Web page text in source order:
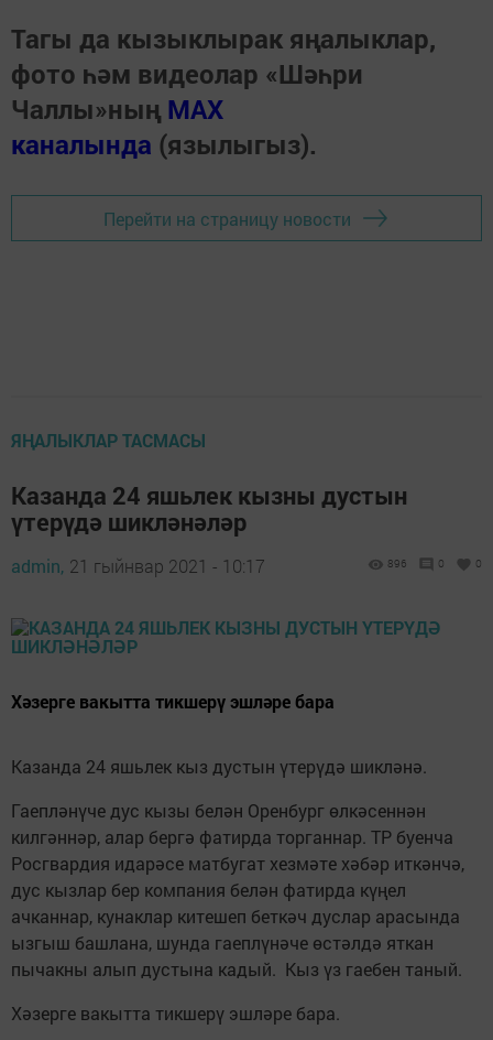
Тагы да кызыклырак яңалыклар,
фото һәм видеолар «Шәһри
Чаллы»ның MAX
каналында (язылыгыз).
Перейти на страницу новости
ЯҢАЛЫКЛАР ТАСМАСЫ
Казанда 24 яшьлек кызны дустын
үтерүдә шикләнәләр
admin, 21 гыйнвар 2021 - 10:17 896 0 0
Хәзерге вакытта тикшерү эшләре бара
Казанда 24 яшьлек кыз дустын үтерүдә шикләнә.
Гаепләнүче дус кызы белән Оренбург өлкәсеннән
килгәннәр, алар бергә фатирда торганнар. ТР буенча
Росгвардия идарәсе матбугат хезмәте хәбәр иткәнчә,
дус кызлар бер компания белән фатирда күңел
ачканнар, кунаклар китешеп беткәч дуслар арасында
ызгыш башлана, шунда гаеплүнәче өстәлдә яткан
пычакны алып дустына кадый. Кыз үз гаебен таный.
Хәзерге вакытта тикшерү эшләре бара.